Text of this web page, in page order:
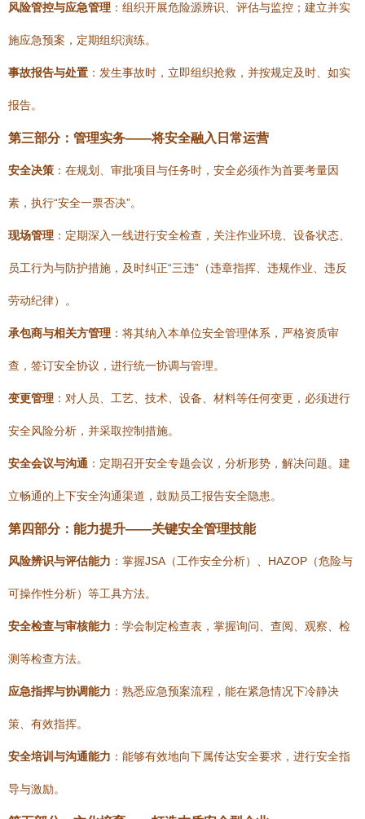
风险管控与应急管理 ：组织开展危险源辨识、评估与监控；建立并实
施应急预案，定期组织演练。
事故报告与处置 ：发生事故时，立即组织抢救，并按规定及时、如实
报告。
第三部分：管理实务——将安全融入日常运营
安全决策 ：在规划、审批项目与任务时，安全必须作为首要考量因
素，执行“安全一票否决”。
现场管理 ：定期深入一线进行安全检查，关注作业环境、设备状态、
员工行为与防护措施，及时纠正“三违”（违章指挥、违规作业、违反
劳动纪律）。
承包商与相关方管理 ：将其纳入本单位安全管理体系，严格资质审
查，签订安全协议，进行统一协调与管理。
变更管理 ：对人员、工艺、技术、设备、材料等任何变更，必须进行
安全风险分析，并采取控制措施。
安全会议与沟通 ：定期召开安全专题会议，分析形势，解决问题。建
立畅通的上下安全沟通渠道，鼓励员工报告安全隐患。
第四部分：能力提升——关键安全管理技能
风险辨识与评估能力 ：掌握JSA（工作安全分析）、HAZOP（危险与
可操作性分析）等工具方法。
安全检查与审核能力 ：学会制定检查表，掌握询问、查阅、观察、检
测等检查方法。
应急指挥与协调能力 ：熟悉应急预案流程，能在紧急情况下冷静决
策、有效指挥。
安全培训与沟通能力 ：能够有效地向下属传达安全要求，进行安全指
导与激励。